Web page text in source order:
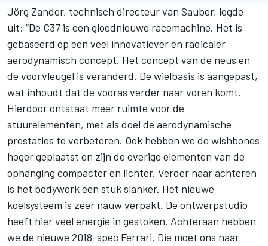
Jörg Zander, technisch directeur van Sauber, legde
uit: “De C37 is een gloednieuwe racemachine. Het is
gebaseerd op een veel innovatiever en radicaler
aerodynamisch concept. Het concept van de neus en
de voorvleugel is veranderd. De wielbasis is aangepast,
wat inhoudt dat de vooras verder naar voren komt.
Hierdoor ontstaat meer ruimte voor de
stuurelementen, met als doel de aerodynamische
prestaties te verbeteren. Ook hebben we de wishbones
hoger geplaatst en zijn de overige elementen van de
ophanging compacter en lichter. Verder naar achteren
is het bodywork een stuk slanker. Het nieuwe
koelsysteem is zeer nauw verpakt. De ontwerpstudio
heeft hier veel energie in gestoken. Achteraan hebben
we de nieuwe 2018-spec Ferrari. Die moet ons naar